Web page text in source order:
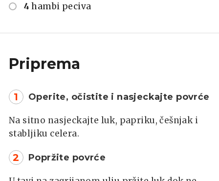
4 hambi peciva
Priprema
1 Operite, očistite i nasjeckajte povrće
Na sitno nasjeckajte luk, papriku, češnjak i
stabljiku celera.
2 Popržite povrće